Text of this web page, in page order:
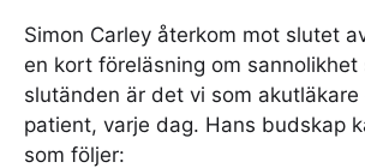
Simon Carley återkom mot slutet
en kort föreläsning om sannolikhet
slutänden är det vi som akutläkare
patient, varje dag. Hans budskap
som följer: